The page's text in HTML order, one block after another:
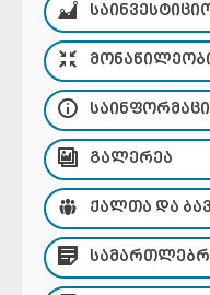
ᲒᲐᲚᲔᲠᲔᲐ
ᲥᲐᲚᲗᲐ ᲓᲐ